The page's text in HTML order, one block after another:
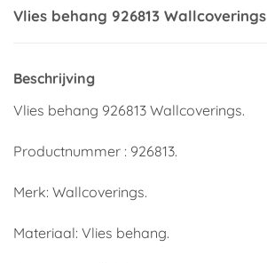
Vlies behang 926813 Wallcoverings
Beschrijving
Vlies behang 926813 Wallcoverings.
Productnummer : 926813.
Merk: Wallcoverings.
Materiaal: Vlies behang.